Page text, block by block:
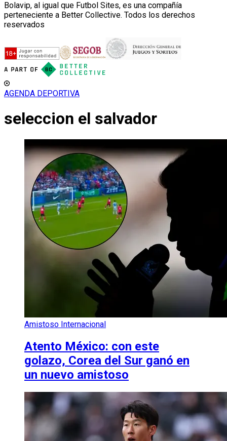
Bolavip, al igual que Futbol Sites, es una compañía
perteneciente a Better Collective. Todos los derechos
reservados
AGENDA DEPORTIVA
seleccion el salvador
Amistoso Internacional
Atento México: con este
golazo, Corea del Sur ganó en
un nuevo amistoso